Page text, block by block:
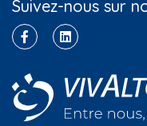
Suivez-nous sur